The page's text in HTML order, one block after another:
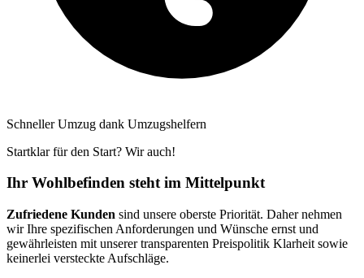
Schneller Umzug dank Umzugshelfern
Startklar für den Start? Wir auch!
Ihr Wohlbefinden steht im Mittelpunkt
Zufriedene Kunden sind unsere oberste Priorität. Daher nehmen
wir Ihre spezifischen Anforderungen und Wünsche ernst und
gewährleisten mit unserer transparenten Preispolitik Klarheit sowie
keinerlei versteckte Aufschläge.